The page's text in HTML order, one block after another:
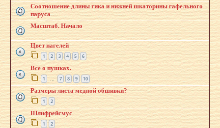
Соотношение длины гика и нижней шкаторины гафельного
паруса
Масштаб. Начало
Цвет нагелей
1 2 3 4 5 6
Все о пушках.
1 … 7 8 9 10
Размеры листа медной обшивки?
1 2
Шлифрейсмус
1 2